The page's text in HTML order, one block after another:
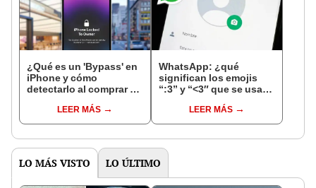
¿Qué es un 'Bypass' en
iPhone y cómo
detectarlo al comprar un
LEER MÁS
WhatsApp: ¿qué
significan los emojis
“:3” y “<3″ que se usan
LEER MÁS
LO MÁS VISTO LO ÚLTIMO